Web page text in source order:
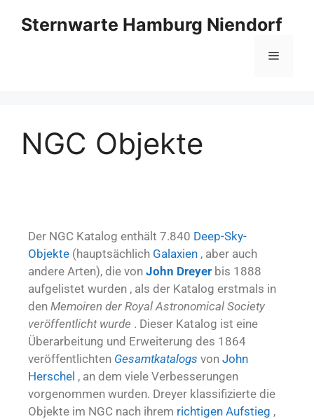
Sternwarte Hamburg Niendorf
NGC Objekte
Der NGC Katalog enthält 7.840 Deep-Sky-
Objekte (hauptsächlich Galaxien , aber auch
andere Arten), die von John Dreyer bis 1888
aufgelistet wurden , als der Katalog erstmals in
den Memoiren der Royal Astronomical Society
veröffentlicht wurde . Dieser Katalog ist eine
Überarbeitung und Erweiterung des 1864
veröffentlichten Gesamtkatalogs von John
Herschel , an dem viele Verbesserungen
vorgenommen wurden. Dreyer klassifizierte die
Objekte im NGC nach ihrem richtigen Aufstieg ,